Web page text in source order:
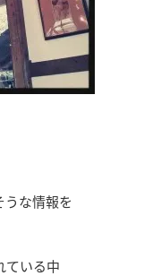
うな情報を
ている中